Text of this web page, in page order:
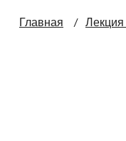
Главная Лекция